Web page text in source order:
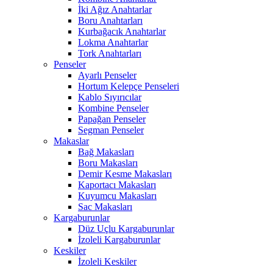
İki Ağız Anahtarlar
Boru Anahtarları
Kurbağacık Anahtarlar
Lokma Anahtarlar
Tork Anahtarları
Penseler
Ayarlı Penseler
Hortum Kelepçe Penseleri
Kablo Sıyırıcılar
Kombine Penseler
Papağan Penseler
Segman Penseler
Makaslar
Bağ Makasları
Boru Makasları
Demir Kesme Makasları
Kaportacı Makasları
Kuyumcu Makasları
Sac Makasları
Kargaburunlar
Düz Uçlu Kargaburunlar
İzoleli Kargaburunlar
Keskiler
İzoleli Keskiler